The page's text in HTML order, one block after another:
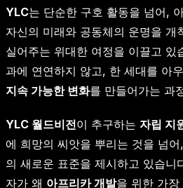
YLC는 단순한 구호 활동을 넘어,
자신의 미래와 공동체의 운명을 개
실어주는 위대한 여정을 이끌고 있
과에 연연하지 않고, 한 세대를 아
지속 가능한 변화를 만들어가는 과
YLC 월드비전이 추구하는 자립 지
에 희망의 씨앗을 뿌리는 것을 넘
의 새로운 표준을 제시하고 있습니
자가 왜 아프리카 개발을 위한 가장